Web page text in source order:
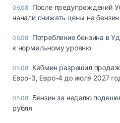
06.08 После предупреждений
начали снижать цены на бензин
06.08 Потребление бензина в
к нормальному уровню
05.08 Кабмин разрешил
Евро-3, Евро-4 до июля 2027
05.08 Бензин за неделю
рубля